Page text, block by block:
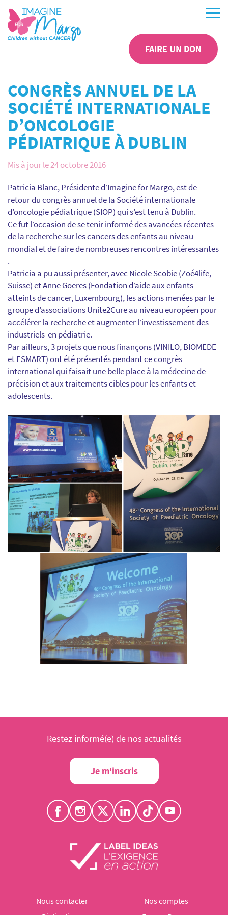
FAIRE UN DON
CONGRÈS ANNUEL DE LA
SOCIÉTÉ INTERNATIONALE
D’ONCOLOGIE
PÉDIATRIQUE À DUBLIN
Mis à jour le 24 octobre 2016
Patricia Blanc, Présidente d’Imagine for Margo, est de
retour du congrès annuel de la Société internationale
d’oncologie pédiatrique (SIOP) qui s’est tenu à Dublin.
Ce fut l’occasion de se tenir informé des avancées récentes
de la recherche sur les cancers des enfants au niveau
mondial et de faire de nombreuses rencontres intéressantes
.
Patricia a pu aussi présenter, avec Nicole Scobie (Zoé4life,
Suisse) et Anne Goeres (Fondation d’aide aux enfants
atteints de cancer, Luxembourg), les actions menées par le
groupe d’associations Unite2Cure au niveau européen pour
accélérer la recherche et augmenter l’investissement des
industriels en pédiatrie.
Par ailleurs, 3 projets que nous finançons (VINILO, BIOMEDE
et ESMART) ont été présentés pendant ce congrès
international qui faisait une belle place à la médecine de
précision et aux traitements cibles pour les enfants et
adolescents.
Restez informé(e) de nos actualités
Je m'inscris
Nous contacter
Nos comptes